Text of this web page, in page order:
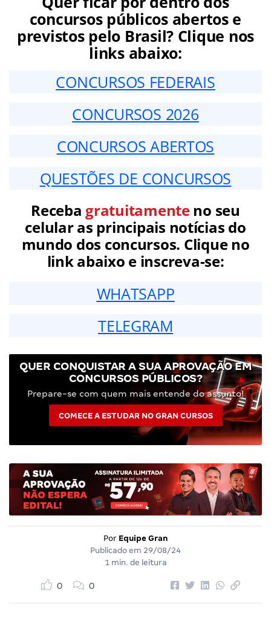
concursos públicos abertos e
previstos pelo Brasil? Clique nos
links abaixo:
CONCURSOS FEDERAIS
CONCURSOS 2026
CONCURSOS ABERTOS
QUESTÕES DE CONCURSOS
Receba gratuitamenteno seu
celular as principais notícias do
mundo dos concursos. Clique no
link abaixo e inscreva-se:
WHATSAPP
TELEGRAM
QUER CONQUISTAR A SUA APROVAÇÃO EM
CONCURSOS PÚBLICOS?
Prepare-se com quem mais entende do assunto!
COMECE A ESTUDAR NO GRAN CURSOS
Por Equipe Gran
Publicado em 29/08/24
1 min. de leitura
0 0